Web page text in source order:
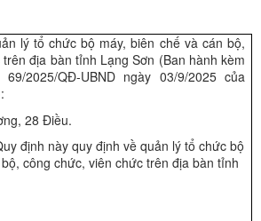
lý tổ chức bộ máy, biên chế và cán bộ,
địa bàn tỉnh Lạng Sơn (Ban hành kèm
2025/QĐ-UBND ngày 03/9/2025 của
28 Điều.
định này quy định về quản lý tổ chức bộ
công chức, viên chức trên địa bàn tỉnh